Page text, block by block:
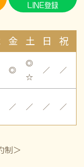
LINE登録
金 土 日 祝
◎
◎
☆
／ ／
／ ／ ／ ／
制＞